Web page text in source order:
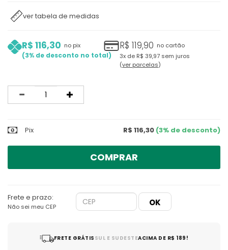
ver tabela de medidas
R$ 116,30
3%
no pix R$ 119,90 no cartão
3x de R$ 39,97 sem juros
ver parcelas
Quantidade
Pix R$ 116,30 (3% de desconto)
COMPRAR
Frete e prazo:
Não sei meu CEP
FRETE GRÁTIS SUL E SUDESTEACIMA DE R$ 189!